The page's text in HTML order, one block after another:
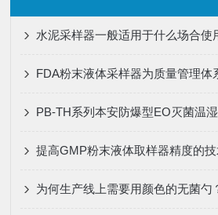
水泥采样器一般适用于什么场合使
提高GMP粉末液体取样器精度的
为何生产线上需要用颜色的无菌勺